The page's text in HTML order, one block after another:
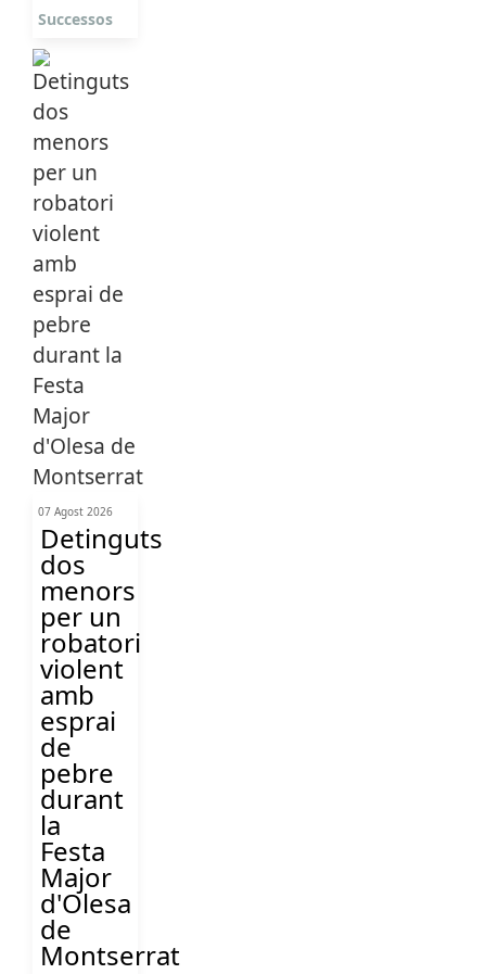
Successos
07 Agost 2026
Detinguts
dos
menors
per un
robatori
violent
amb
esprai
de
pebre
durant
la
Festa
Major
d'Olesa
de
Montserrat